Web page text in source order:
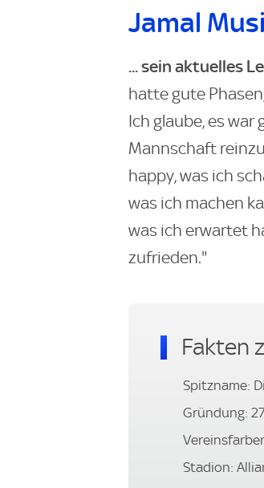
Jamal
... sein aktuelles
hatte gute
Ich glaube, es
Mannschaft
happy, was ich
was ich machen
was ich erwartet
zufrieden."
Fakten
Spitzname:
Gründung:
Stadion: